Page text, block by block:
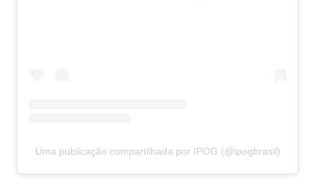
Uma publicação compartilhada por IPOG (@ipogbrasil)